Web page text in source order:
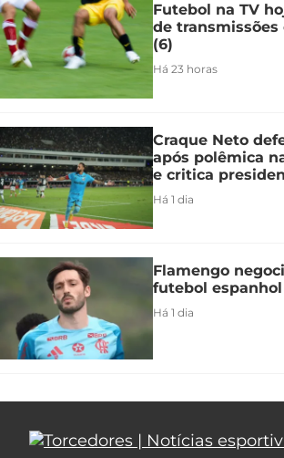
Futebol na TV
de
(6)
Há 23 horas
Craque Neto
após polêmica
e critica
Há 1 dia
Flamengo
futebol espanhol
Há 1 dia